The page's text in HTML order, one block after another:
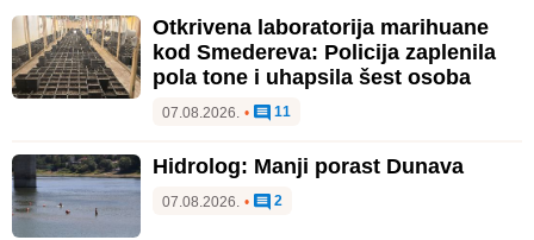
Otkrivena laboratorija marihuane
kod Smedereva: Policija zaplenila
pola tone i uhapsila šest osoba
07.08.2026. • 11
Hidrolog: Manji porast Dunava
07.08.2026. • 2